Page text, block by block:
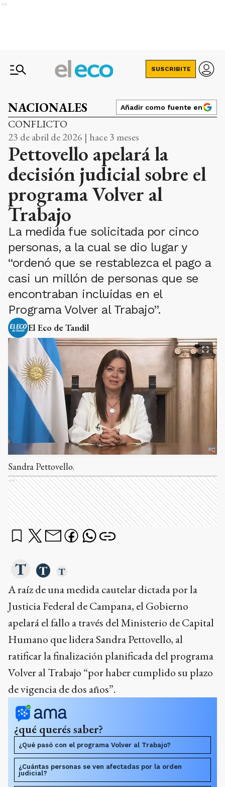
Ads
SUSCRIBITE
NACIONALES Añadir como fuente en
CONFLICTO
23 de abril de 2026 | hace 3 meses
Pettovello apelará la
decisión judicial sobre el
programa Volver al
Trabajo
La medida fue solicitada por cinco
personas, a la cual se dio lugar y
“ordenó que se restablezca el pago a
casi un millón de personas que se
encontraban incluidas en el
Programa Volver al Trabajo”.
El Eco de Tandil
Sandra Pettovello.
Ads
A raíz de una medida cautelar dictada por la
Justicia Federal de Campana, el Gobierno
apelará el fallo a través del Ministerio de Capital
Humano que lidera Sandra Pettovello, al
ratificar la finalización planificada del programa
Volver al Trabajo “por haber cumplido su plazo
de vigencia de dos años”.
¿qué querés saber?
¿Qué pasó con el programa Volver al Trabajo?
¿Cuántas personas se ven afectadas por la orden
judicial?